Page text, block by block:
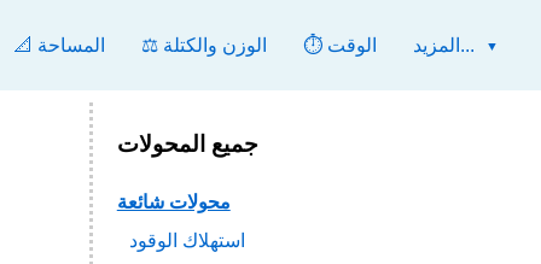
📐 المساحة ⚖️ الوزن والكتلة ⏱️ الوقت المزيد...
جميع المحولات
محولات شائعة
استهلاك الوقود